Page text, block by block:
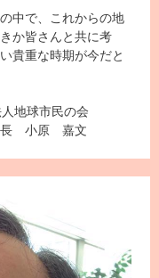
中で、これからの地
か皆さんと共に考
貴重な時期が今だと
地球市民の会
文